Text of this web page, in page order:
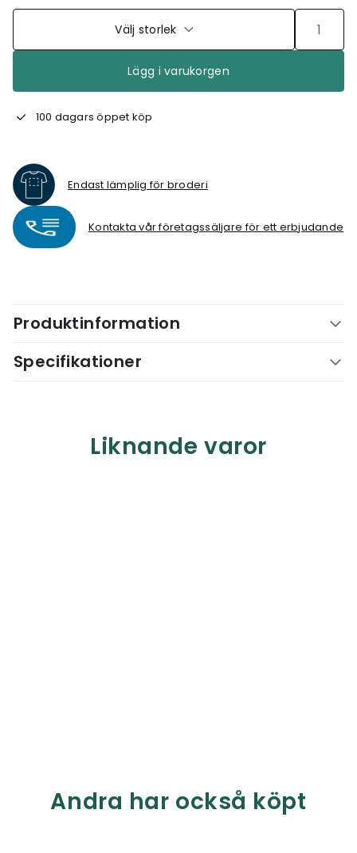
Välj storlek
Lägg i varukorgen
100 dagars öppet köp
Endast lämplig för broderi
Kontakta vår företagssäljare för ett erbjudande
Produktinformation
Specifikationer
Liknande varor
Andra har också köpt